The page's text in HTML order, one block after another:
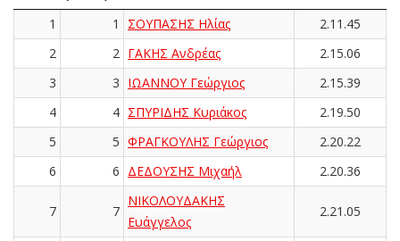
1 1 ΣΟΥΠΑΣΗΣ Ηλίας
2.11.45
2
2 ΓΑΚΗΣ Ανδρέας
2.15.06
3
3 ΙΩΑΝΝΟΥ Γεώργιος
2.15.39
4
4 ΣΠΥΡΙΔΗΣ Κυριάκος
2.19.50
5
5 ΦΡΑΓΚΟΥΛΗΣ Γεώργιος
2.20.22
6
6 ΔΕΔΟΥΣΗΣ Μιχαήλ 2.20.36
7 7
ΝΙΚΟΛΟΥΔΑΚΗΣ
Ευάγγελος
2.21.05